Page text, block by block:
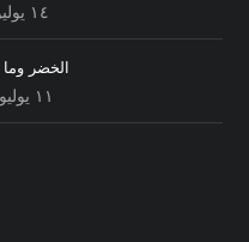
١٤ يوليو ٢٠٢٤
الخضر
١١ يوليو ٢٠١٦